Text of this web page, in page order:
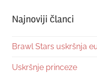
Najnoviji članci
Brawl Stars uskršnja
Uskršnje princeze